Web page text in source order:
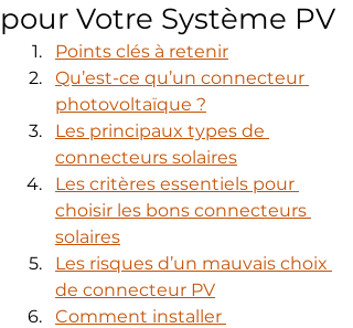
pour Votre Système PV
Points clés à retenir
Qu’est-ce qu’un connecteur
photovoltaïque ?
Les principaux types de
connecteurs solaires
Les critères essentiels pour
choisir les bons connecteurs
solaires
Les risques d’un mauvais choix
de connecteur PV
Comment installer